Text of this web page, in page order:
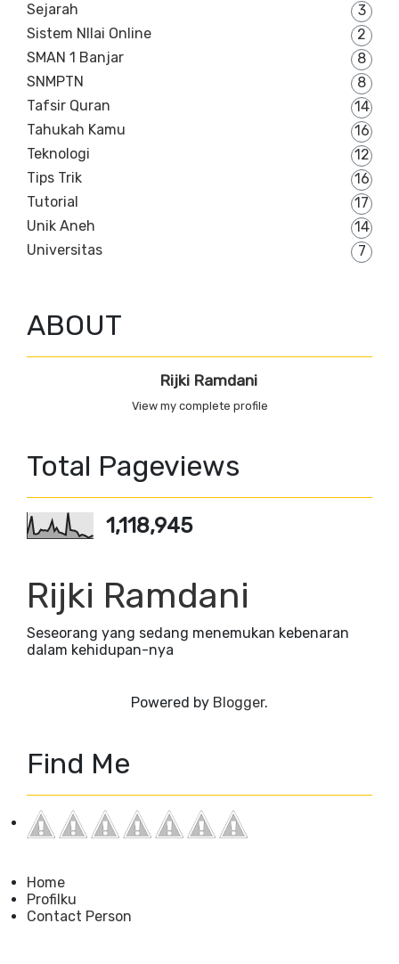
Sejarah
3
Sistem NIlai Online
2
SMAN 1 Banjar
8
SNMPTN
8
Tafsir Quran
14
Tahukah Kamu
16
Teknologi
12
Tips Trik
16
Tutorial
17
Unik Aneh
14
Universitas
7
ABOUT
Rijki Ramdani
View my complete profile
Total Pageviews
1,118,945
Rijki Ramdani
Seseorang yang sedang menemukan kebenaran
dalam kehidupan-nya
Powered by Blogger.
Find Me
Home
Profilku
Contact Person